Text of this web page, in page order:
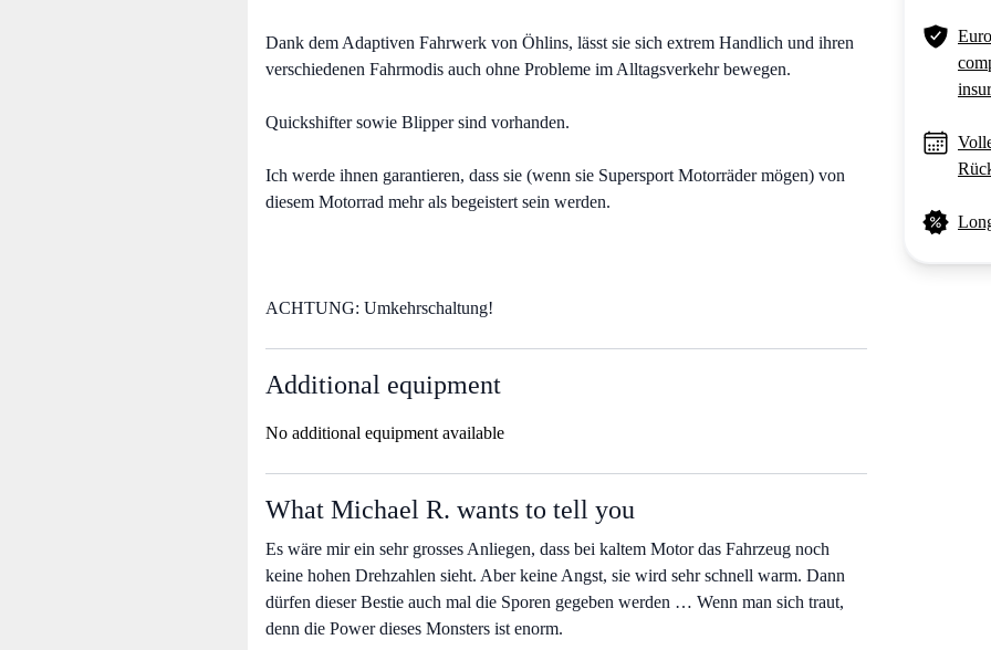
Dank dem Adaptiven Fahrwerk von Öhlins, lässt sie sich extrem Handlich und ihren
verschiedenen Fahrmodis auch ohne Probleme im Alltagsverkehr bewegen.
Quickshifter sowie Blipper sind vorhanden.
Ich werde ihnen garantieren, dass sie (wenn sie Supersport Motorräder mögen) von
diesem Motorrad mehr als begeistert sein werden.
ACHTUNG: Umkehrschaltung!
Additional equipment
No additional equipment available
What Michael R. wants to tell you
Es wäre mir ein sehr grosses Anliegen, dass bei kaltem Motor das Fahrzeug noch
keine hohen Drehzahlen sieht. Aber keine Angst, sie wird sehr schnell warm. Dann
dürfen dieser Bestie auch mal die Sporen gegeben werden … Wenn man sich traut,
denn die Power dieses Monsters ist enorm.